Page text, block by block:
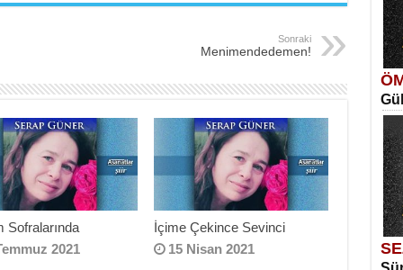
Sonraki
Menimendedemen!
Sofralarında
2021
İçime Çekince Sevinci
15 Nisan 2021